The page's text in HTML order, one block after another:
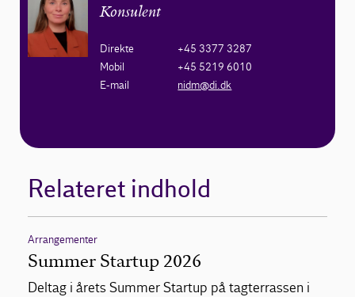
Konsulent
Direkte
+45 3377 3287
Mobil
+45 5219 6010
E-mail
nidm@di.dk
Relateret indhold
Arrangementer
Summer Startup 2026
Deltag i årets Summer Startup på tagterrassen i